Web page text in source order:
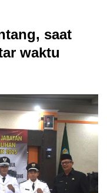
saat
waktu